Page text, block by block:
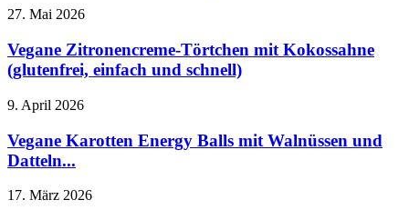
27. Mai 2026
Vegane Zitronencreme-Törtchen mit Kokossahne
(glutenfrei, einfach und schnell)
9. April 2026
Vegane Karotten Energy Balls mit Walnüssen und
Datteln...
17. März 2026